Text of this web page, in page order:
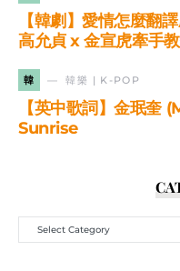
【韓劇】愛情怎麼翻
高允貞 x 金宣虎牽手
韓 韓樂 | K-POP
【英中歌詞】金珉奎
Sunrise